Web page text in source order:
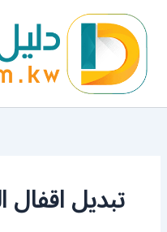
المحتوى
تبديل اقفال